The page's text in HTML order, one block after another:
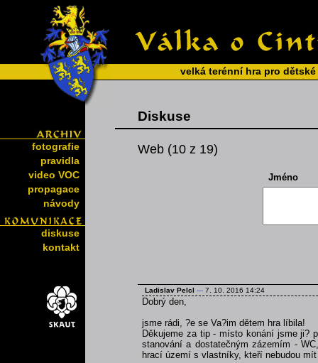
velká terénní hra pro
fotografie
pravidla
video VOC
propagace
návody
diskuse
kontakt
Diskuse
Web (10 z 19)
Jméno
Ladislav Pelcl --- 7. 10. 2016 14:24
Dobrý den,
jsme rádi, ?e se Va?im dětem hra líbila!
Děkujeme za tip - místo konání jsme ji?
stanování a dostatečným zázemím -
hrací území s vlastníky, kteří nebudou